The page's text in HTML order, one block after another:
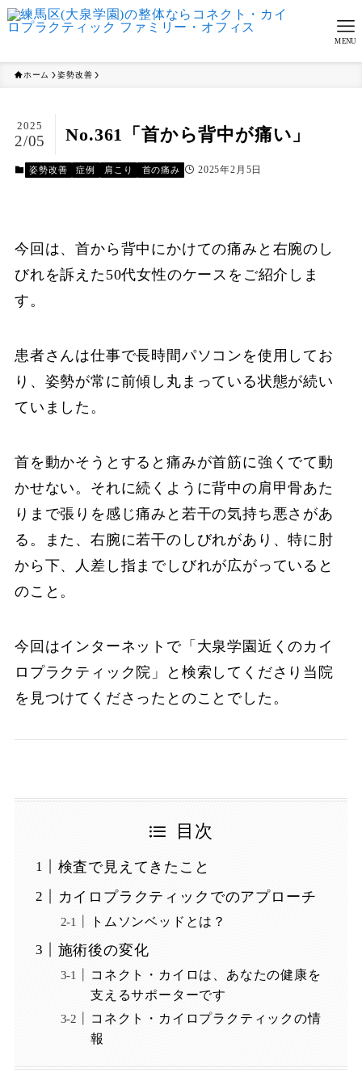
MENU
ホーム 姿勢改善
No.361「首から背中が痛い」
2025
2/05
姿勢改善 症例 肩こり 首の痛み 2025年2月5日
今回は、首から背中にかけての痛みと右腕のし
びれを訴えた50代女性のケースをご紹介しま
す。
患者さんは仕事で長時間パソコンを使用してお
り、姿勢が常に前傾し丸まっている状態が続い
ていました。
首を動かそうとすると痛みが首筋に強くでて動
かせない。それに続くように背中の肩甲骨あた
りまで張りを感じ痛みと若干の気持ち悪さがあ
る。また、右腕に若干のしびれがあり、特に肘
から下、人差し指までしびれが広がっていると
のこと。
今回はインターネットで「大泉学園近くのカイ
ロプラクティック院」と検索してくださり当院
を見つけてくださったとのことでした。
目次
検査で見えてきたこと
カイロプラクティックでのアプローチ
トムソンベッドとは？
施術後の変化
コネクト・カイロは、あなたの健康を
支えるサポーターです
コネクト・カイロプラクティックの情
報